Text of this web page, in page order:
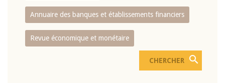
Annuaire des banques et établissements financiers
Revue économique et monétaire